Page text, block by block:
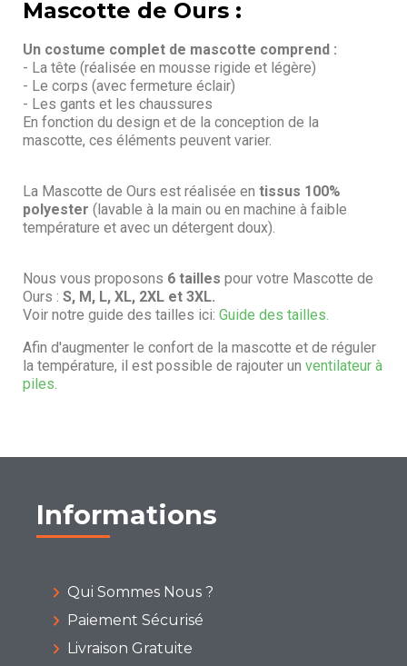
Mascotte de Ours :
Un costume complet de mascotte comprend :
- La tête (réalisée en mousse rigide et légère)
- Le corps (avec fermeture éclair)
- Les gants et les chaussures
En fonction du design et de la conception de la
mascotte, ces éléments peuvent varier.
La Mascotte de Ours est réalisée en tissus 100%
polyester (lavable à la main ou en machine à faible
température et avec un détergent doux).
Nous vous proposons 6 tailles pour votre Mascotte de
Ours : S, M, L, XL, 2XL et 3XL.
Voir notre guide des tailles ici: Guide des tailles.
Afin d'augmenter le confort de la mascotte et de réguler
la température, il est possible de rajouter un ventilateur à
piles.
Informations
Qui Sommes Nous ?
Paiement Sécurisé
Livraison Gratuite